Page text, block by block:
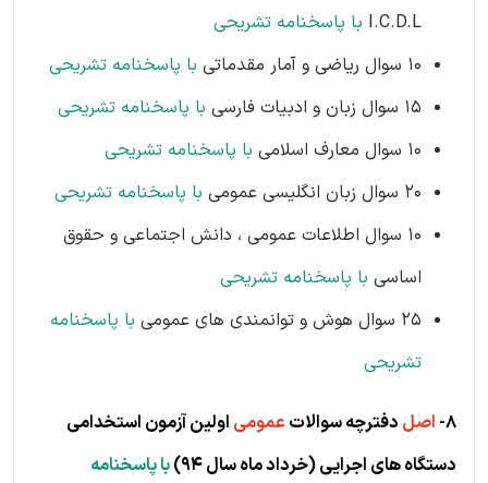
I.C.D.L با پاسخنامه تشریحی
10 سوال ریاضی و آمار مقدماتی
با پاسخنامه تشریحی
15 سوال زبان و ادبیات فارسی
با پاسخنامه تشریحی
10 سوال معارف اسلامی
با پاسخنامه تشریحی
20 سوال زبان انگلیسی عمومی
با پاسخنامه تشریحی
10 سوال اطلاعات عمومی ، دانش اجتماعی و حقوق
اساسی با پاسخنامه تشریحی
25 سوال هوش و توانمندی های عمومی
با پاسخنامه
تشریحی
8- اصل دفترچه سوالات عمومی اولین آزمون استخدامی
دستگاه های اجرایی (خرداد ماه سال 94)
با پاسخنامه